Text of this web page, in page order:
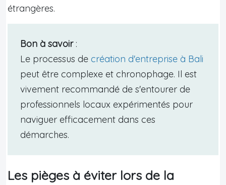
étrangères.
Bon à savoir:
Le processus de création d'entreprise à Bali
peut être complexe et chronophage. Il est
vivement recommandé de s'entourer de
professionnels locaux expérimentés pour
naviguer efficacement dans ces
démarches.
Les pièges à éviter lors de la